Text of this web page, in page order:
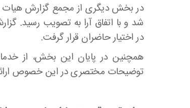
در بخش دیگری از مجمع گزارش هیات
شد و با اتفاق آرا به تصویب رسید.
در اختیار حاضران قرار گرفت.
همچنین در پایان این بخش، از
توضیحات مختصری در این خصوص